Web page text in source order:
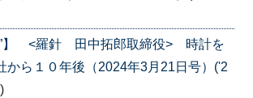
”】 <羅針 田中拓郎取締役> 時計を
から１０年後（2024年3月21日号）('2